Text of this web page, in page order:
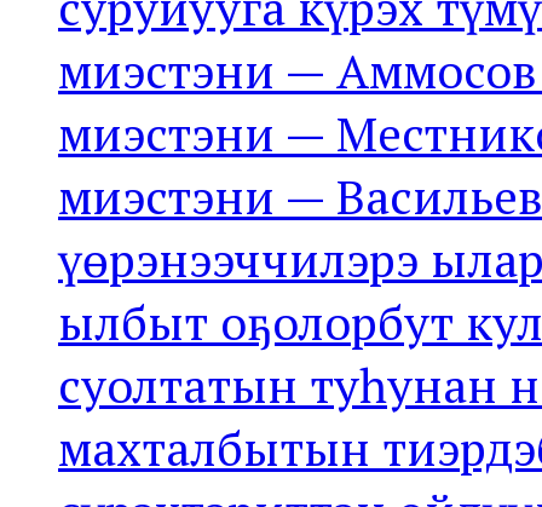
миэстэни —
миэстэни —
миэстэни —
үөрэнээччилэрэ
ылбыт оҕолорбут
суолтатын туһунан
махталбытын